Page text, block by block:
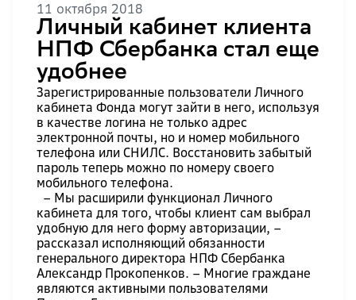
11 октября 2018
Личный кабинет клиента
НПФ Сбербанка стал еще
удобнее
Зарегистрированные пользователи Личного
кабинета Фонда могут зайти в него, используя
в качестве логина не только адрес
электронной почты, но и номер мобильного
телефона или СНИЛС. Восстановить забытый
пароль теперь можно по номеру своего
мобильного телефона.
– Мы расширили функционал Личного
кабинета для того, чтобы клиент сам выбрал
удобную для него форму авторизации, –
рассказал исполняющий обязанности
генерального директора НПФ Сбербанка
Александр Прокопенков. – Многие граждане
являются активными пользователями